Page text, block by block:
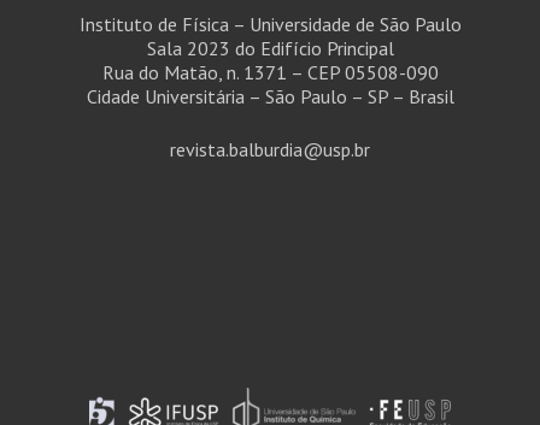
Instituto de Física – Universidade de São Paulo
Sala 2023 do Edifício Principal
Rua do Matão, n. 1371 – CEP 05508-090
Cidade Universitária – São Paulo – SP – Brasil
revista.balburdia@usp.br